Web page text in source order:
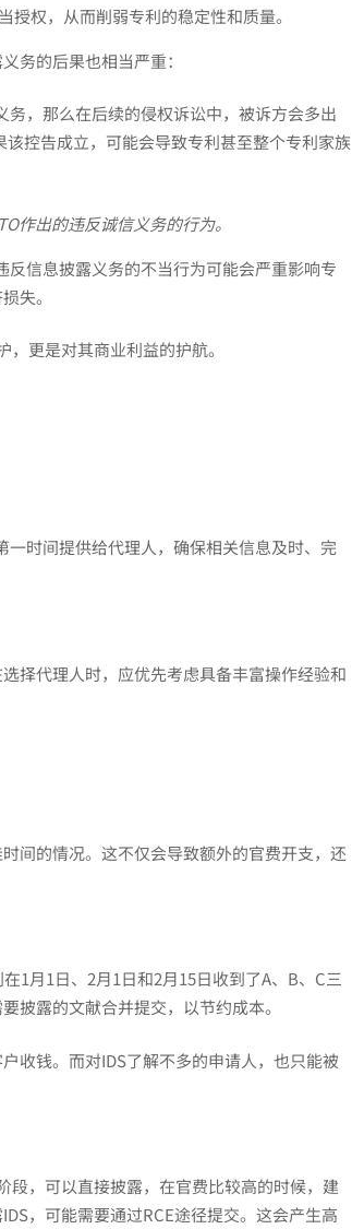
权，从而削弱专利的稳定性和质量。
务的后果也相当严重：
，那么在后续的侵权诉讼中，被诉方会多出
控告成立，可能会导致专利甚至整个专利家族
作出的违反诚信义务的行为。
信息披露义务的不当行为可能会严重影响专
失。
更是对其商业利益的护航。
时间提供给代理人，确保相关信息及时、完
择代理人时，应优先考虑具备丰富操作经验和
间的情况。这不仅会导致额外的官费开支，还
1月1日、2月1日和2月15日收到了A、B、C三
披露的文献合并提交，以节约成本。
收钱。而对IDS了解不多的申请人，也只能被
段，可以直接披露，在官费比较高的时候，建
，可能需要通过RCE途径提交。这会产生高